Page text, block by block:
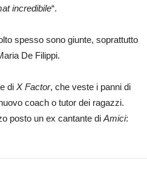
incredibile“.
spesso sono giunte, soprattutto
De Filippi.
di X Factor, che veste i panni di
coach o tutor dei ragazzi.
posto un ex cantante di Amici: